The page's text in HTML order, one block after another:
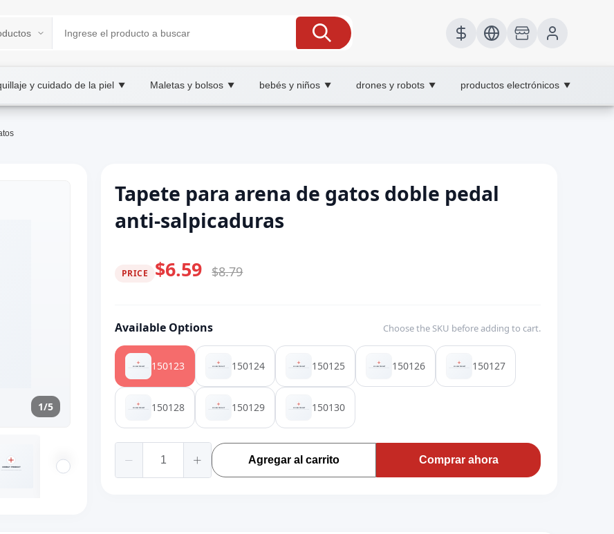
y cuidado de la piel ▼ Maletas y bolsos ▼ bebés y niños ▼ drones y robots ▼ productos electrónicos ▼
1/5
Tapete para arena de gatos doble pedal
anti-salpicaduras
PRICE $6.59 $8.79
Available Options Choose the SKU before adding to cart.
150123 150124 150125 150126 150127
150128 150129 150130
Agregar al carrito Comprar ahora